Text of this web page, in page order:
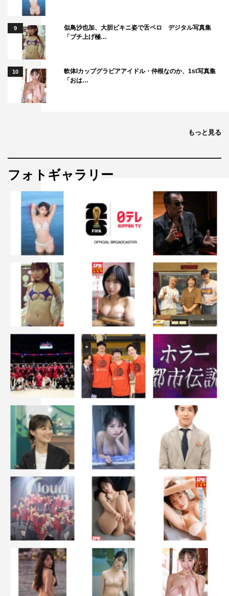
9
似鳥沙也加、大胆ビキニ姿で舌ペロ デジタル写真集
「ブチ上げ極…
10
軟体Iカップグラビアアイドル・仲根なのか、1st写真集
「おは…
もっと見る
フォトギャラリー